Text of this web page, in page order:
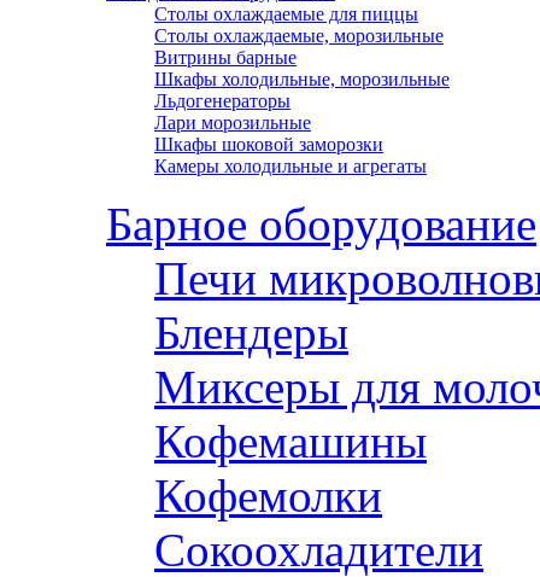
Столы охлаждаемые для пиццы
Столы охлаждаемые, морозильные
Витрины барные
Шкафы холодильные, морозильные
Льдогенераторы
Лари морозильные
Шкафы шоковой заморозки
Камеры холодильные и агрегаты
Барное оборудование
Печи
Блендеры
Миксеры для
Кофемашины
Кофемолки
Сокоохладители